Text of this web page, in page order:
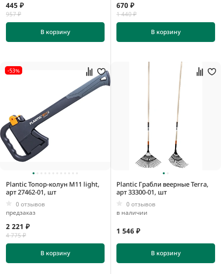
100 мм
110 мм
445 ₽
957 ₽
В корзину
670 ₽
1 440 ₽
В корзину
-53%
Plantic Топор-колун M11 light,
арт 27462-01, шт
0 отзывов
предзаказ
2 221 ₽
4 775 ₽
В корзину
Plantic Грабли веерные Terra,
арт 33300-01, шт
0 отзывов
в наличии
1 546 ₽
В корзину